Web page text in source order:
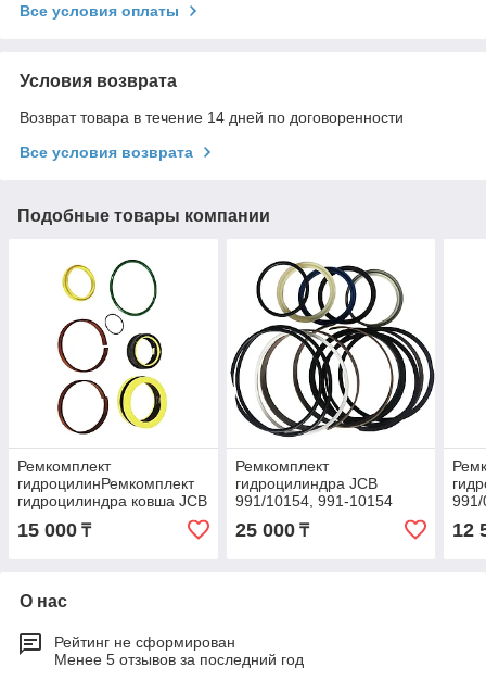
Все условия оплаты
Условия возврата
Возврат товара в течение 14 дней по договоренности
Все условия возврата
Подобные товары компании
Ремкомплект
гидроцилинРемкомплект
гидроцилиндра ковша JCB
3CX, 4CX 991/00013, 991-
дра JCB 991/10154, 991-
15 000 ₸
Ремкомплект
гидроцилиндра JCB
991/10154, 991-10154
25 000₸ 12
О нас
Рейтинг не сформирован
Менее 5 отзывов за последний год